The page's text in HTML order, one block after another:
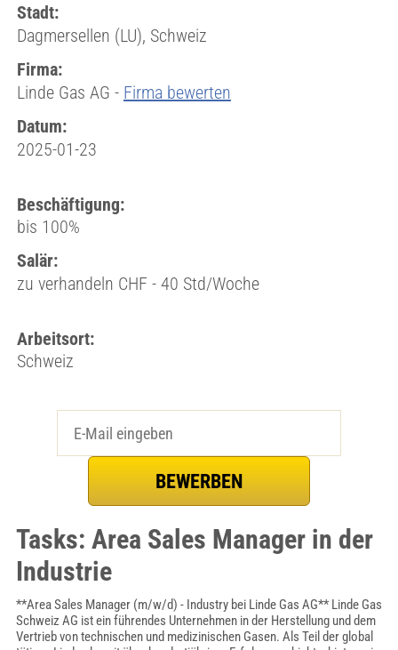
Stadt:
Dagmersellen (LU), Schweiz
Firma:
Linde Gas AG - Firma bewerten
Datum:
2025-01-23
Beschäftigung:
bis 100%
Salär:
zu verhandeln CHF - 40 Std/Woche
Arbeitsort:
Schweiz
Tasks: Area Sales Manager in der
Industrie
**Area Sales Manager (m/w/d) - Industry bei Linde Gas AG** Linde Gas
Schweiz AG ist ein führendes Unternehmen in der Herstellung und dem
Vertrieb von technischen und medizinischen Gasen. Als Teil der global